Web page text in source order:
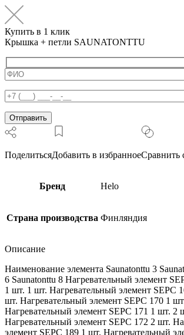
Купить в 1 клик
Крышка + петли SAUNATONTTU
ПоделитьсяДобавить в избранноеСравнить
Бренд Helo
Страна производства Финляндия
Описание
Наименование элемента Saunatonttu 3
6 Saunatonttu 8 Нагревательный элемент
1 шт. 1 шт. Нагревательный элемент SEPC
шт. Нагревательный элемент SEPC 170 1
Нагревательный элемент SEPC 171 1 шт. 2
Нагревательный элемент SEPC 172 2 шт.
элемент SEPC 189 1 шт. Нагревательный